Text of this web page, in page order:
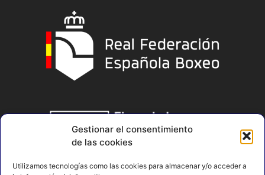
Gestionar el consentimiento
de las cookies
Utilizamos tecnologías como las cookies para almacenar y/o acceder a